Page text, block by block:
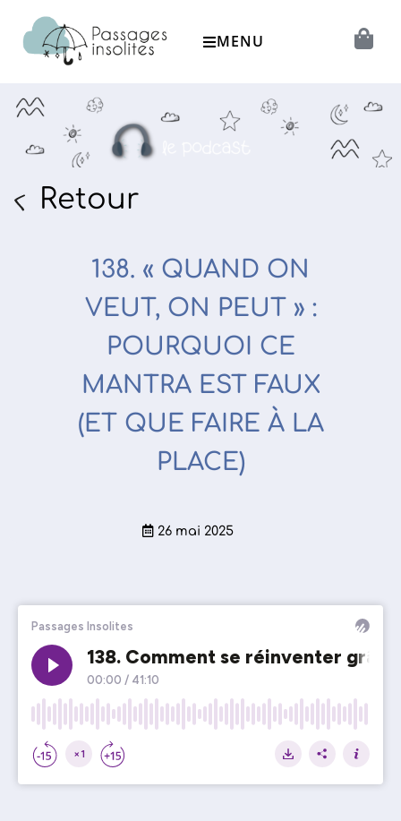
MENU
Retour
138. « QUAND ON
VEUT, ON PEUT » :
POURQUOI CE
MANTRA EST FAUX
(ET QUE FAIRE À LA
PLACE)
26 mai 2025